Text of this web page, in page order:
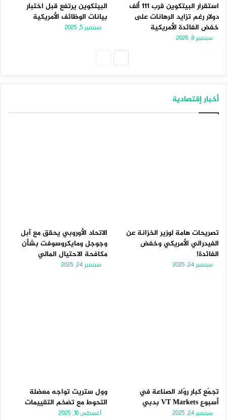
استقرار البيتكوين قرب 111 ألف
دولار رغم تزايد الرهانات على
خفض الفائدة الأمريكية
سبتمبر 8, 2025
البيتكوين يرتفع قبل اختبار
بيانات الوظائف الأمريكية
سبتمبر 5, 2025
أخبار إقتصادية
تصريحات هامة لوزير الخزانة عن
الفيدرالي الأمريكي وخفض
الفائدة!
سبتمبر 24, 2025
الاتحاد الأوروبي يحقق مع آبل
وجوجل ومايكروسوفت بشأن
مكافحة الاحتيال المالي
سبتمبر 24, 2025
تجمّع كبار روّاد الصناعة في
أسبوع VT Markets بدبي
سبتمبر 24, 2025
وول ستريت تواجه معضلة
التحوط مع تضخم التقييمات
أغسطس 16, 2025